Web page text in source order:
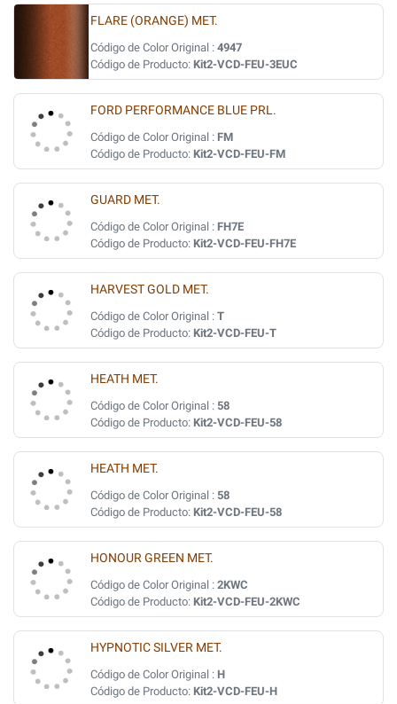
FLARE (ORANGE) MET.
Código de Color Original : 4947
Código de Producto: Kit2-VCD-FEU-3EUC
FORD PERFORMANCE BLUE PRL.
Código de Color Original : FM
Código de Producto: Kit2-VCD-FEU-FM
GUARD MET.
Código de Color Original : FH7E
Código de Producto: Kit2-VCD-FEU-FH7E
HARVEST GOLD MET.
Código de Color Original : T
Código de Producto: Kit2-VCD-FEU-T
HEATH MET.
Código de Color Original : 58
Código de Producto: Kit2-VCD-FEU-58
HEATH MET.
Código de Color Original : 58
Código de Producto: Kit2-VCD-FEU-58
HONOUR GREEN MET.
Código de Color Original : 2KWC
Código de Producto: Kit2-VCD-FEU-2KWC
HYPNOTIC SILVER MET.
Código de Color Original : H
Código de Producto: Kit2-VCD-FEU-H